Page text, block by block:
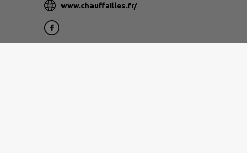
www.chauffailles.fr/